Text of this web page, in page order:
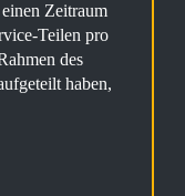
Zeitraum
Teilen pro
des
haben,